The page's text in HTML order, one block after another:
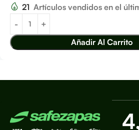
21 Artículos vendidos en el
Añadir Al Carrito